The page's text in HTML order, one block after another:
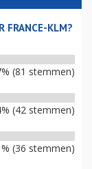
FRANCE-KLM?
(81 stemmen)
(42 stemmen)
(36 stemmen)